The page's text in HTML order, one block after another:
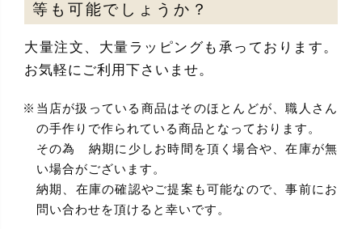
等も可能でしょうか？
大量注文、大量ラッピングも承っております。
お気軽にご利用下さいませ。
当店が扱っている商品はそのほとんどが、職人さん
の手作りで作られている商品となっております。
その為 納期に少しお時間を頂く場合や、在庫が無
い場合がございます。
納期、在庫の確認やご提案も可能なので、事前にお
問い合わせを頂けると幸いです。